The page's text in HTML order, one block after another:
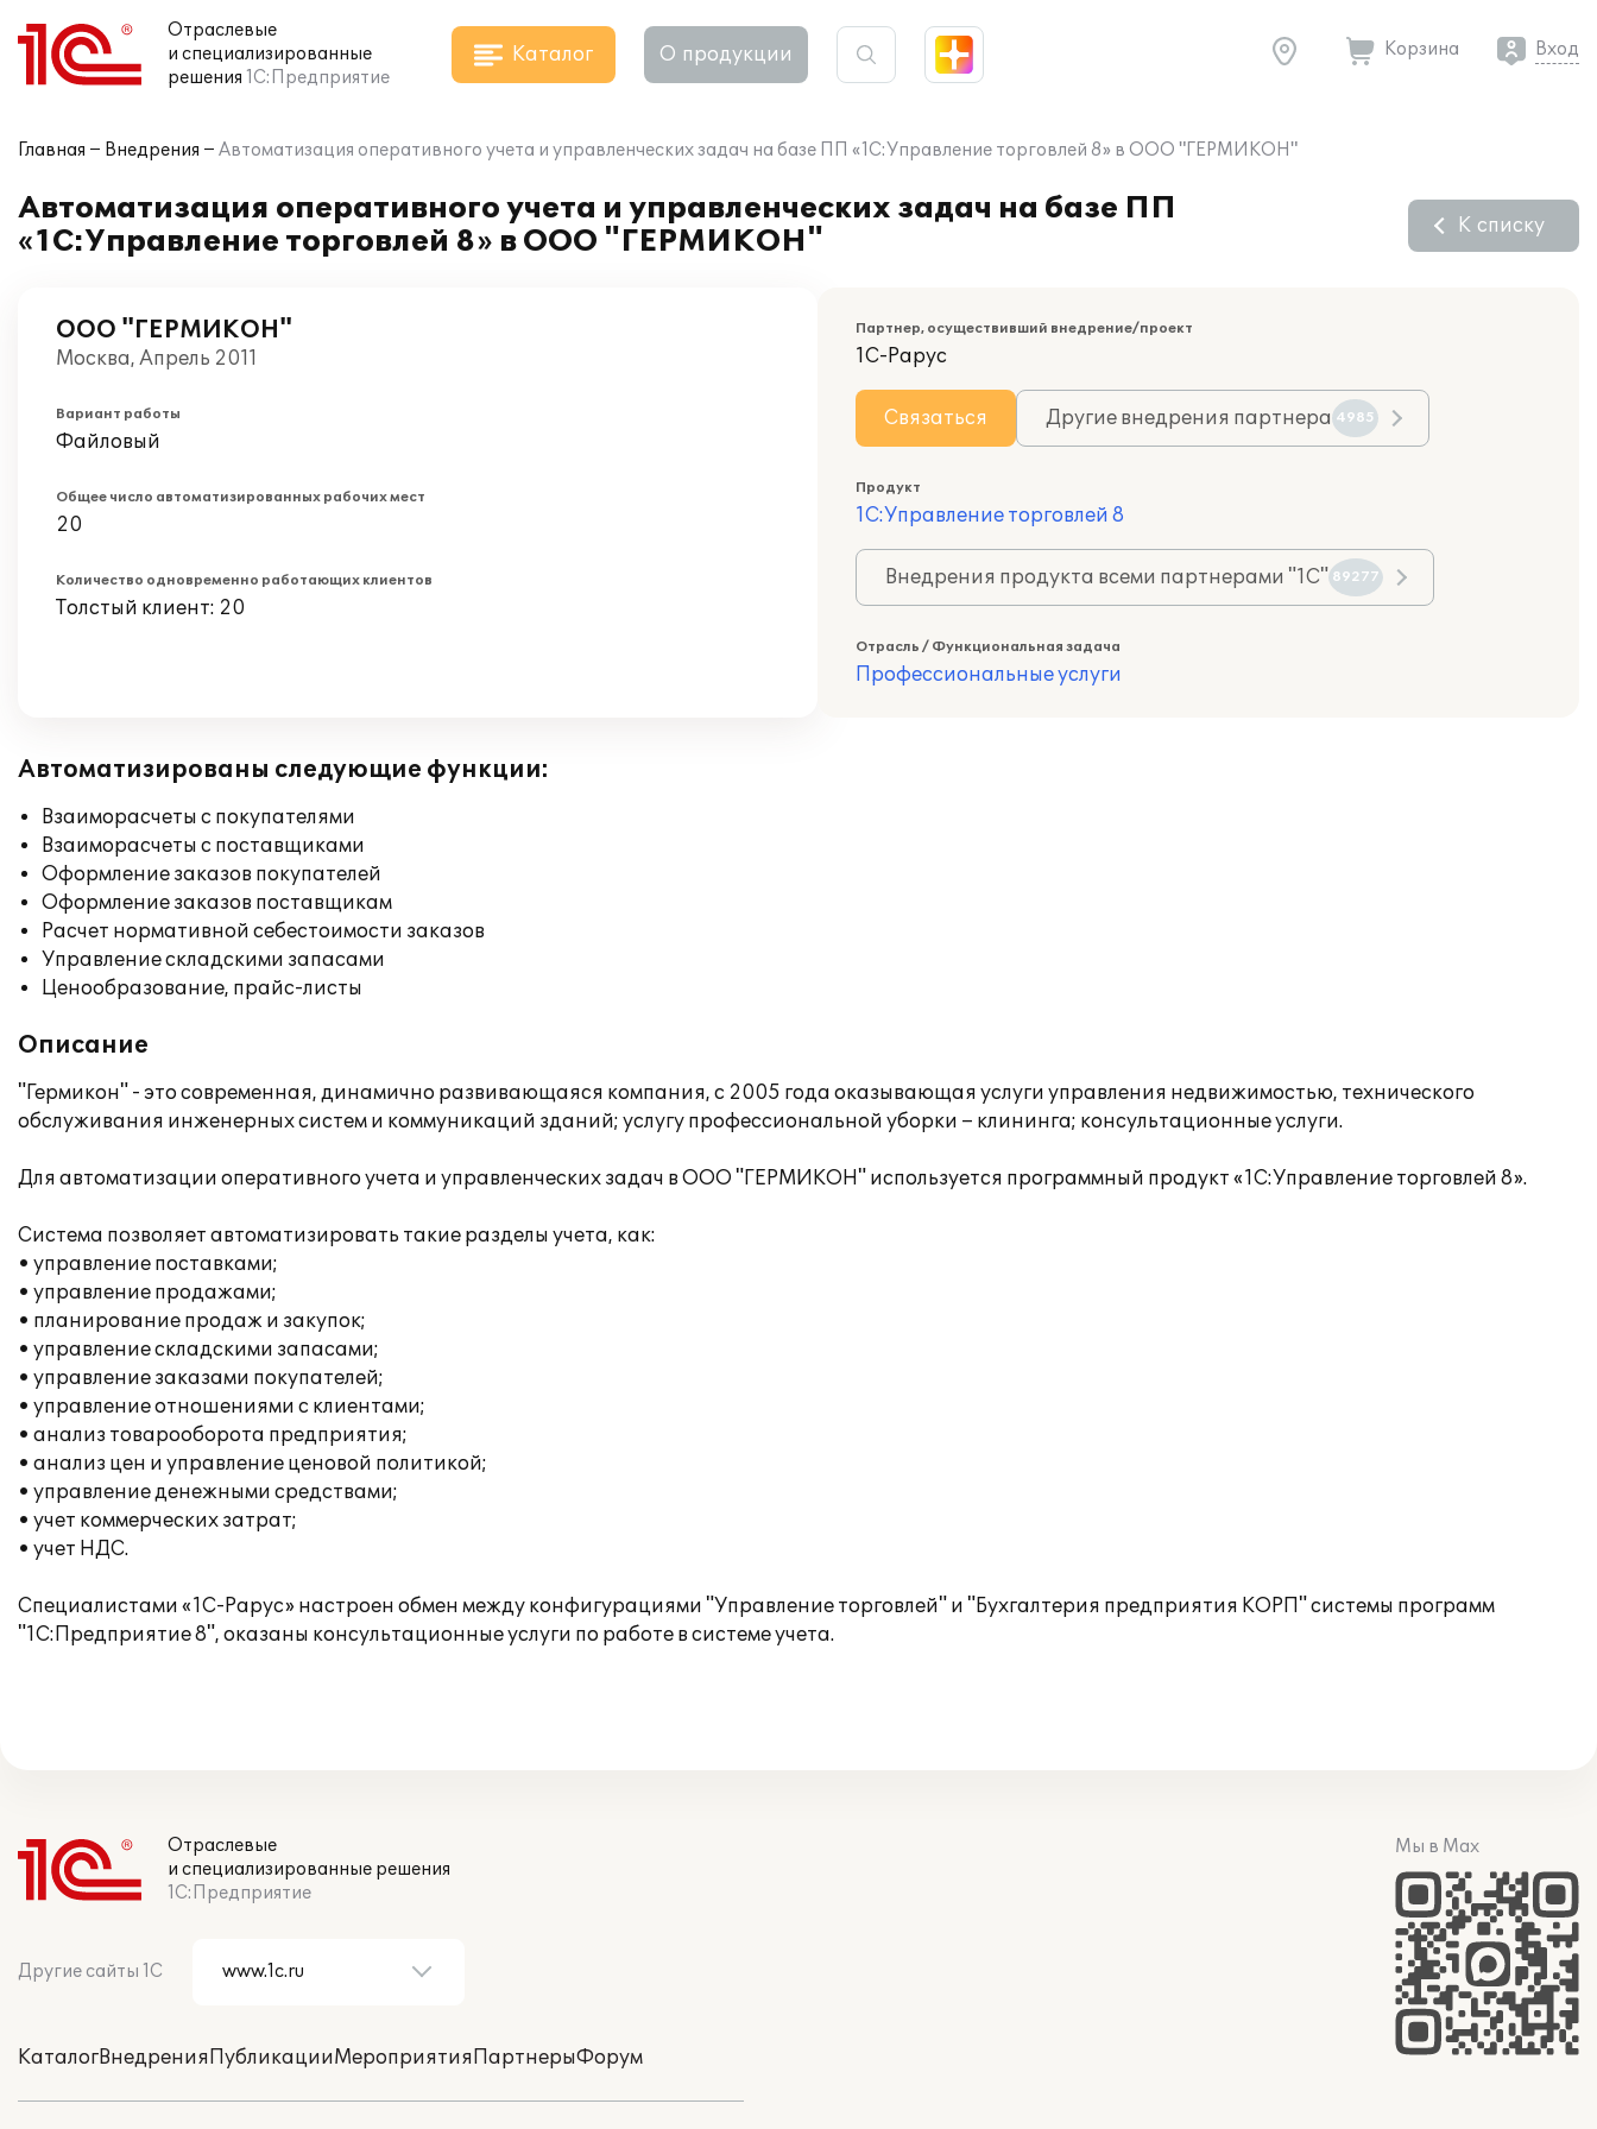
Отраслевые
и специализированные
решения 1С:Предприятие
Каталог О продукции Корзина Вход
Главная Внедрения Автоматизация оперативного учета и управленческих задач на базе ПП «1С:Управление торговлей 8» в ООО "ГЕРМИКОН"
Автоматизация оперативного учета и управленческих задач на базе ПП
«1С:Управление торговлей 8» в ООО "ГЕРМИКОН"
К списку
ООО "ГЕРМИКОН"
Москва, Апрель 2011
Вариант работы
Файловый
Общее число автоматизированных рабочих мест
20
Количество одновременно работающих клиентов
Толстый клиент: 20
Партнер, осуществивший внедрение/проект
1С-Рарус
Связаться Другие внедрения партнера 4985
Продукт
1С:Управление торговлей 8
Внедрения продукта всеми партнерами "1С" 89277
Отрасль / Функциональная задача
Профессиональные услуги
Автоматизированы следующие функции:
Взаиморасчеты с покупателями
Взаиморасчеты с поставщиками
Оформление заказов покупателей
Оформление заказов поставщикам
Расчет нормативной себестоимости заказов
Управление складскими запасами
Ценообразование, прайс-листы
Описание
"Гермикон" - это современная, динамично развивающаяся компания, с 2005 года оказывающая услуги управления недвижимостью, технического
обслуживания инженерных систем и коммуникаций зданий; услугу профессиональной уборки – клининга; консультационные услуги.
Для автоматизации оперативного учета и управленческих задач в ООО "ГЕРМИКОН" используется программный продукт «1С:Управление торговлей 8».
Система позволяет автоматизировать такие разделы учета, как:
• управление поставками;
• управление продажами;
• планирование продаж и закупок;
• управление складскими запасами;
• управление заказами покупателей;
• управление отношениями с клиентами;
• анализ товарооборота предприятия;
• анализ цен и управление ценовой политикой;
• управление денежными средствами;
• учет коммерческих затрат;
• учет НДС.
Специалистами «1С-Рарус» настроен обмен между конфигурациями "Управление торговлей" и "Бухгалтерия предприятия КОРП" системы программ
"1С:Предприятие 8", оказаны консультационные услуги по работе в системе учета.
Отраслевые
и специализированные решения
1С:Предприятие
Другие сайты 1С
КаталогВнедренияПубликацииМероприятияПартнерыФорум
Мы в Max